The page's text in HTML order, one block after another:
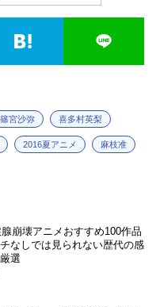
篠宮沙弥 喜多村英梨
2016夏アニメ 麻枝准
腺崩壊アニメおすすめ100作品
なしでは見られない歴代の感
選